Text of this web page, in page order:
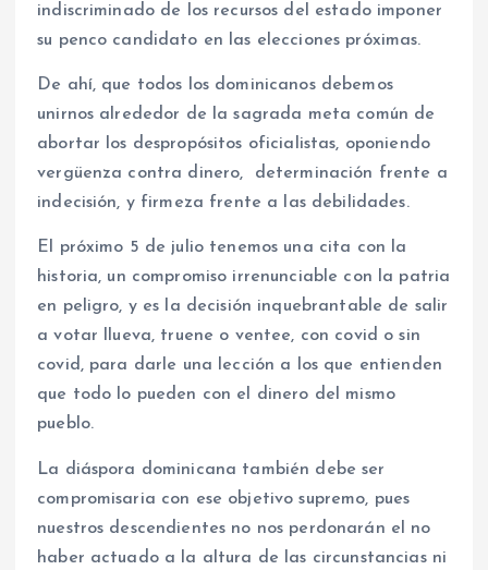
indiscriminado de los recursos del estado imponer
su penco candidato en las elecciones próximas.
De ahí, que todos los dominicanos debemos
unirnos alrededor de la sagrada meta común de
abortar los despropósitos oficialistas, oponiendo
vergüenza contra dinero, determinación frente a
indecisión, y firmeza frente a las debilidades.
El próximo 5 de julio tenemos una cita con la
historia, un compromiso irrenunciable con la patria
en peligro, y es la decisión inquebrantable de salir
a votar llueva, truene o ventee, con covid o sin
covid, para darle una lección a los que entienden
que todo lo pueden con el dinero del mismo
pueblo.
La diáspora dominicana también debe ser
compromisaria con ese objetivo supremo, pues
nuestros descendientes no nos perdonarán el no
haber actuado a la altura de las circunstancias ni